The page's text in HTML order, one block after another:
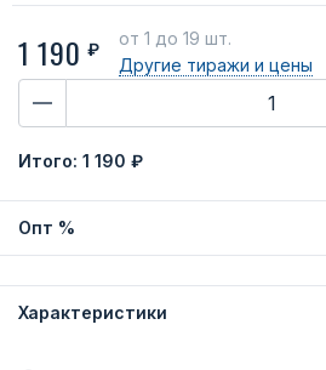
1 190 ₽
от 1 до 19 шт.
Другие тиражи и цены
Итого: 1 190 ₽
Опт %
Характеристики